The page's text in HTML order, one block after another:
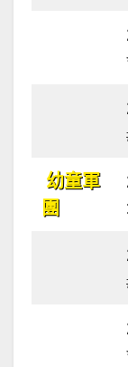
幼童軍
團